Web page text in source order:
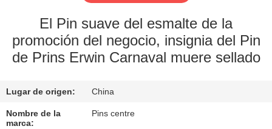
FÁBRICA
DE
CALIDAD
El Pin suave del esmalte de la
promoción del negocio, insignia del Pin
de Prins Erwin Carnaval muere sellado
Lugar de origen: China
Nombre de la
marca:
Pins centre